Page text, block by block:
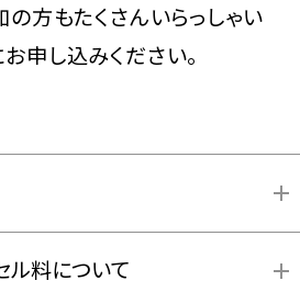
方もたくさんいらっしゃい
申し込みください。
ル料について